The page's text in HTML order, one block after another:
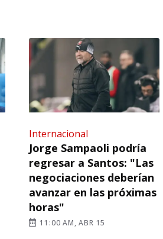
Internacional
Jorge Sampaoli podría
regresar a Santos: "Las
negociaciones deberían
avanzar en las próximas
horas"
11:00 AM, ABR 15